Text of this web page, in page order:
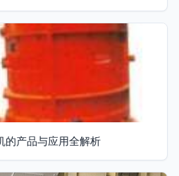
的产品与应用全解析